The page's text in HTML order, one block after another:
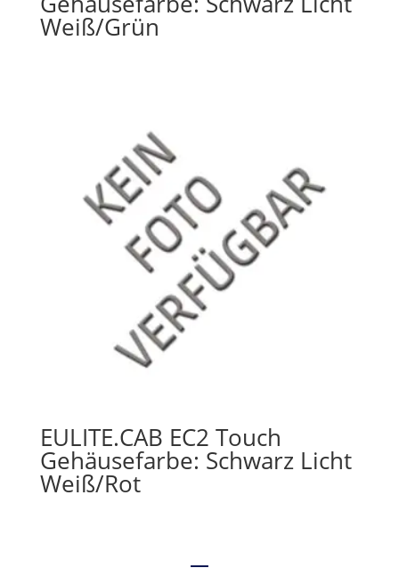
Weiß/Grün
EULITE.CAB EC2 Touch
Gehäusefarbe: Schwarz Licht
Weiß/Rot